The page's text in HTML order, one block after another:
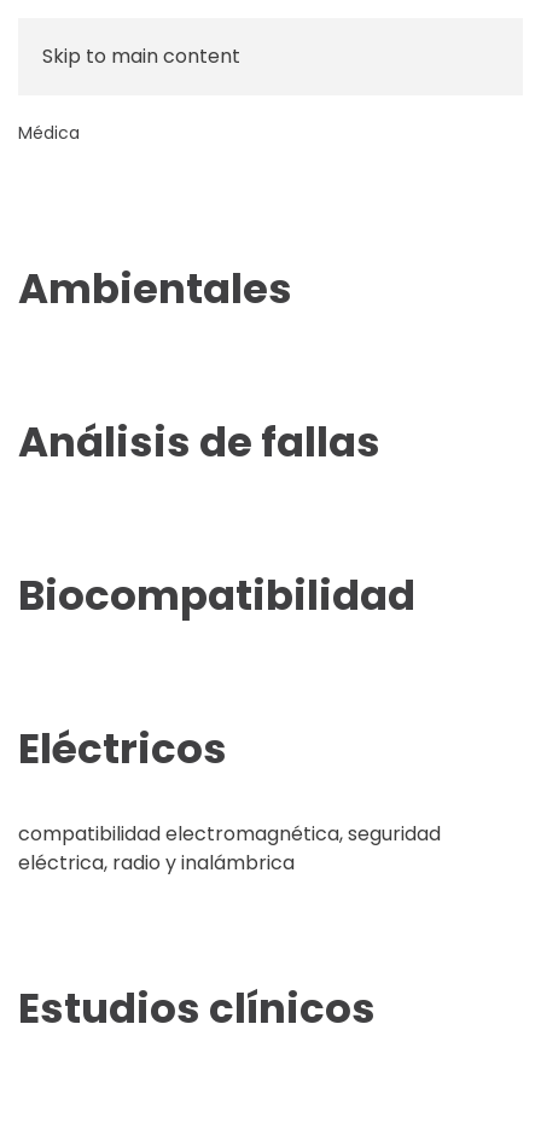
Skip to main content
Médica
Ambientales
Análisis de fallas
Biocompatibilidad
Eléctricos
compatibilidad electromagnética, seguridad
eléctrica, radio y inalámbrica
Estudios clínicos